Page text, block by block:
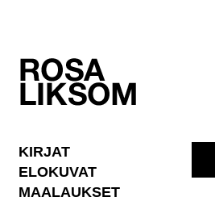
KIRJAT
ELOKUVAT
MAALAUKSET